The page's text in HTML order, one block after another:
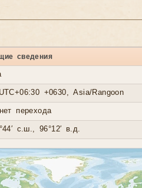
сведения
+0630, Asia/Rangoon
перехода
с.ш., 96°12′ в.д.